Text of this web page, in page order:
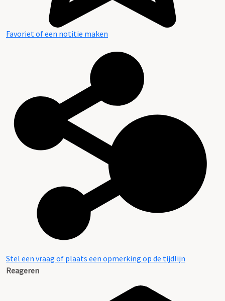
Favoriet of een notitie maken
Stel een vraag of plaats een opmerking op de tijdlijn
Reageren